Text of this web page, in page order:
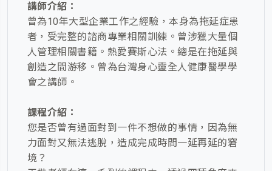
講師介紹：
曾為10年大型企業工作之經驗，本身為拖延症患
者，受完整的諮商專業相關訓練。曾涉獵大量個
人管理相關書籍。熱愛賽斯心法。總是在拖延與
創造之間游移。曾為台灣身心靈全人健康醫學學
會之講師。
課程介紹：
您是否曾有過面對到一件不想做的事情，因為無
力面對又無法逃脫，造成完成時間一延再延的窘
境？